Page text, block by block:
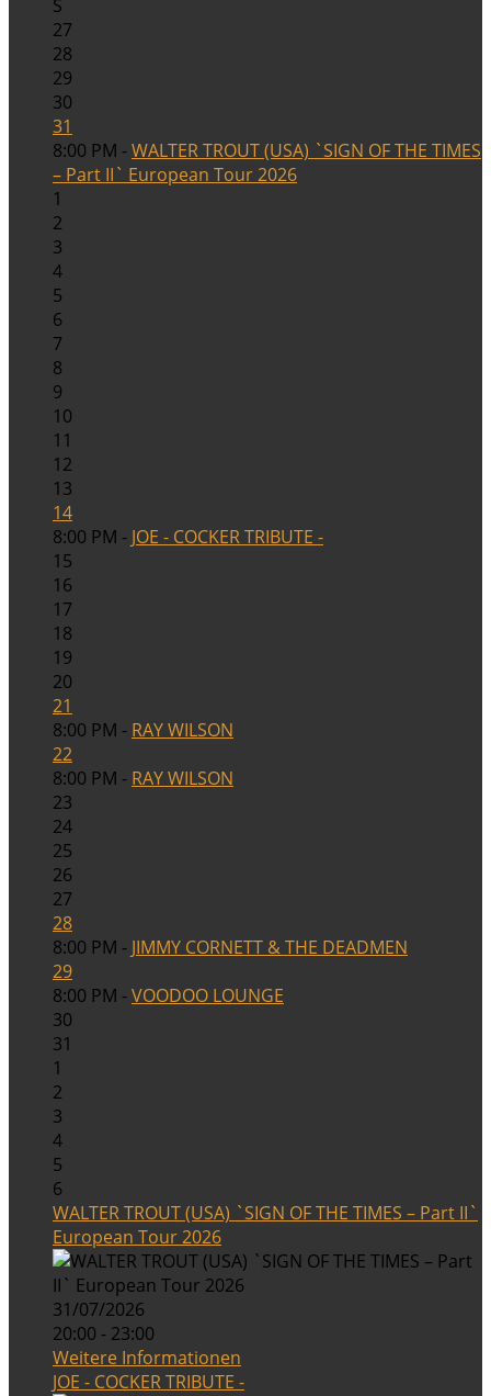
S
27
28
29
30
31
8:00 PM -WALTER TROUT (USA) `SIGN OF THE TIMES
– Part II` European Tour 2026
1
2
3
4
5
6
7
8
9
10
11
12
13
14
8:00 PM - JOE - COCKER TRIBUTE -
15
16
17
18
19
20
21
8:00 PM - RAY WILSON
22
8:00 PM - RAY WILSON
23
24
25
26
27
28
8:00 PM - JIMMY CORNETT & THE DEADMEN
29
8:00 PM -VOODOO LOUNGE
30
31
1
2
3
4
5
6
WALTER TROUT (USA) `SIGN OF THE TIMES – Part II`
European Tour 2026
31/07/2026
20:00 - 23:00
Weitere Informationen
JOE - COCKER TRIBUTE -